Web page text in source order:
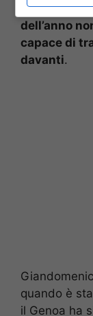
un
dell’anno
capace di
davanti.
quando è
il Genoa ha